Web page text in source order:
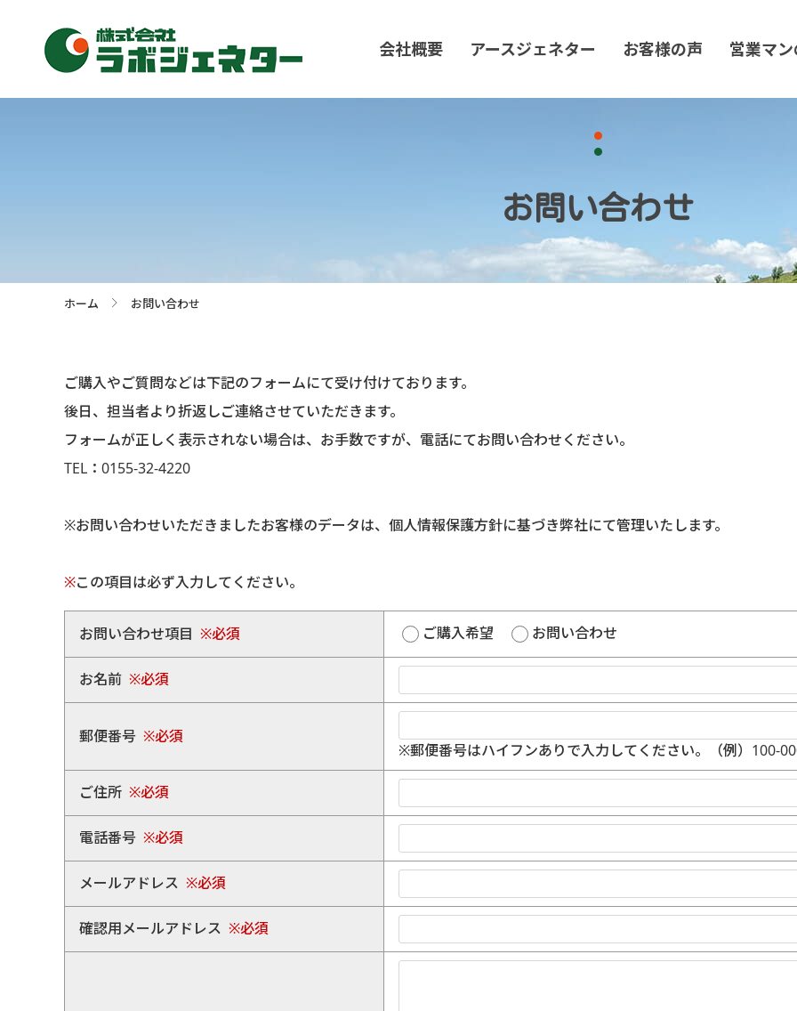
会社概要 アースジェネター お客様の声 営業マ
お問い合わせ
ホーム お問い合わせ
ご購入やご質問などは下記のフォームにて受け付けております。
後日、担当者より折返しご連絡させていただきます。
フォームが正しく表示されない場合は、お手数ですが、電話にてお問い合わせください。
TEL：0155-32-4220
※お問い合わせいただきましたお客様のデータは、個人情報保護方針に基づき弊社にて管理いたします。
※この項目は必ず入力してください。
お問い合わせ項目 ※必須 ご購入希望 お問い合わせ
お名前 ※必須
郵便番号 ※必須
※郵便番号はハイフンありで入力してください。（例）100-
ご住所 ※必須
電話番号 ※必須
メールアドレス ※必須
確認用メールアドレス ※必須